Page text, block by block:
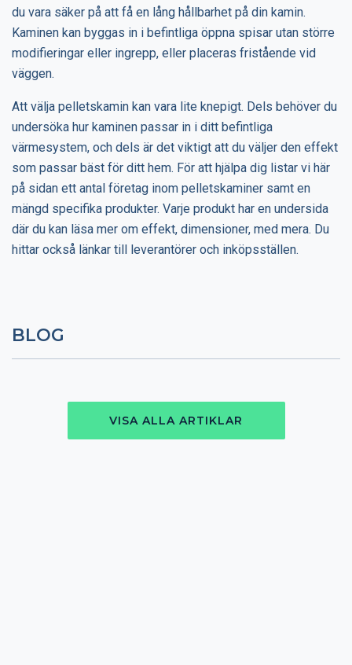
du vara säker på att få en lång hållbarhet på din kamin.
Kaminen kan byggas in i befintliga öppna spisar utan större
modifieringar eller ingrepp, eller placeras fristående vid
väggen.
Att välja pelletskamin kan vara lite knepigt. Dels behöver du
undersöka hur kaminen passar in i ditt befintliga
värmesystem, och dels är det viktigt att du väljer den effekt
som passar bäst för ditt hem. För att hjälpa dig listar vi här
på sidan ett antal företag inom pelletskaminer samt en
mängd specifika produkter. Varje produkt har en undersida
där du kan läsa mer om effekt, dimensioner, med mera. Du
hittar också länkar till leverantörer och inköpsställen.
BLOG
VISA ALLA ARTIKLAR